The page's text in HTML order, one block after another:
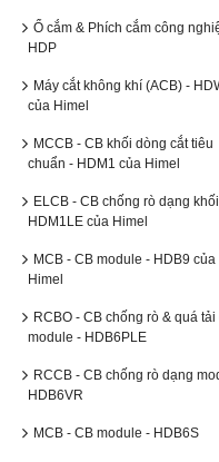
Ổ cắm & Phích cắm công
HDP
Máy cắt không khí (ACB) -
của Himel
MCCB - CB khối dòng cắt tiêu
chuẩn - HDM1 của Himel
ELCB - CB chống rò dạng
HDM1LE của Himel
MCB - CB module - HDB9 của
Himel
RCBO - CB chống rò & quá tải
module - HDB6PLE
RCCB - CB chống rò dạng
HDB6VR
MCB - CB module - HDB6S